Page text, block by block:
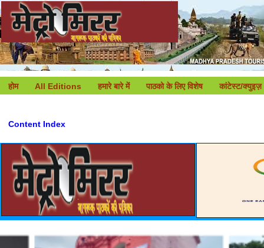
होम All Editions हमारे बारे में पाठको के लिए विशेष कांटेस्ट/क्युइज़
Content Index